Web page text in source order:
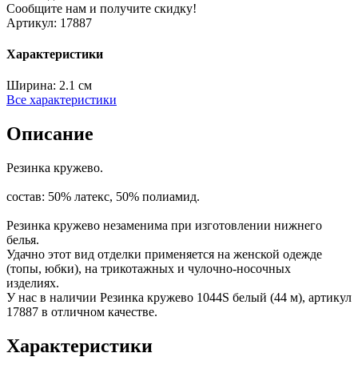
Сообщите нам и получите скидку!
Артикул: 17887
Характеристики
Ширина: 2.1 см
Все характеристики
Описание
Резинка кружево.
состав: 50% латекс, 50% полиамид.
Резинка кружево незаменима при изготовлении нижнего
белья.
Удачно этот вид отделки применяется на женской одежде
(топы, юбки), на трикотажных и чулочно-носочных
изделиях.
У нас в наличии Резинка кружево 1044S белый (44 м), артикул
17887 в отличном качестве.
Характеристики